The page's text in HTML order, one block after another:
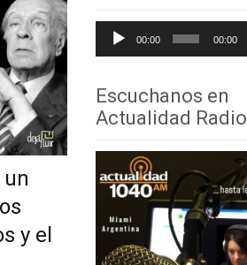
y el
Reproductor
de
00:00 00:00
Escuchanos en
Actualidad Radio